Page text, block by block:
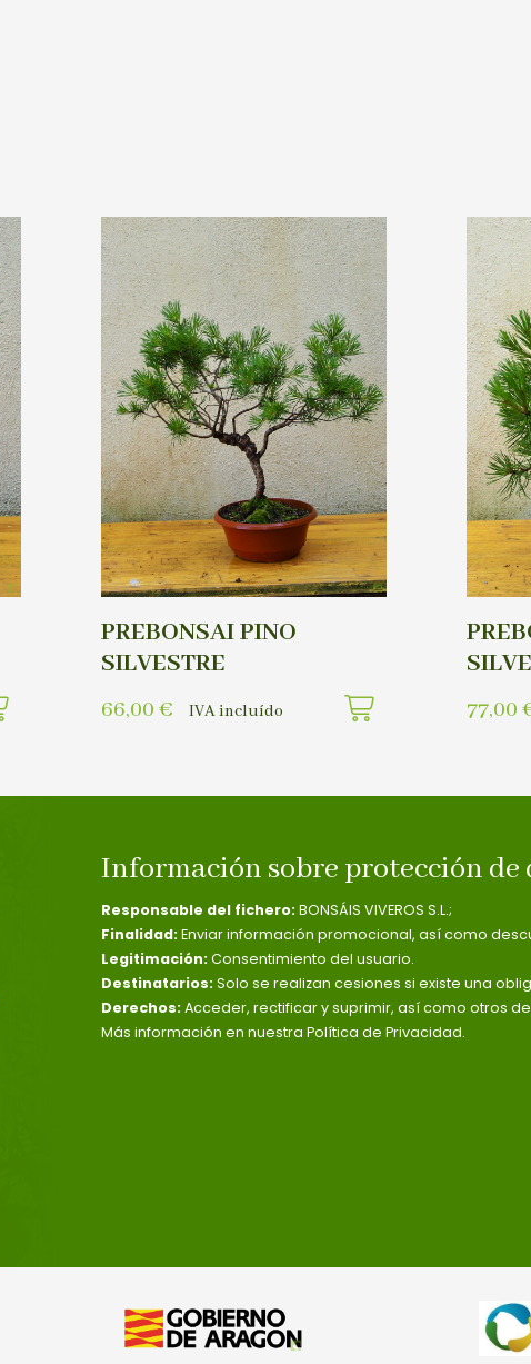
PREBONSAI PINO
SILVESTRE
66,00 € IVA incluído 77,00
Información sobre protección de
Responsable del fichero: BONSÁIS VIVEROS S.L.;
Finalidad: Enviar información promocional, así como
Legitimación: Consentimiento del usuario.
Destinatarios: Solo se realizan cesiones si existe una
Derechos: Acceder, rectificar y suprimir, así como otros
Más información en nuestra Política de Privacidad.